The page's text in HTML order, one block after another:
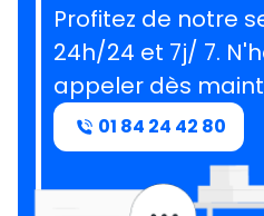
Profitez de notre
24h/24 et 7j/ 7.
appeler dès
01 84 24 42 80